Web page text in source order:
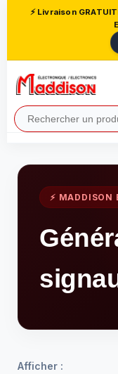
⚡ Livraison
⚡ MADDISON
Afficher :